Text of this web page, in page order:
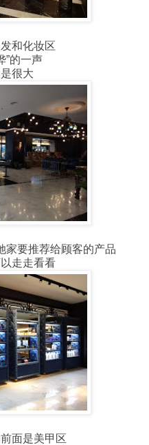
和化妆区
”的一声
很大
家要推荐给顾客的产品
走走看看
面是美甲区